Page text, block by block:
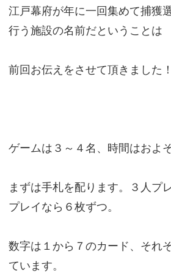
江戸幕府が年に一回集めて捕獲
行う施設の名前だということは
前回お伝えをさせて頂きました！
ゲームは３～４名、時間はおよ
まずは手札を配ります。３人プ
プレイなら６枚ずつ。
数字は１から７のカード、それ
ています。